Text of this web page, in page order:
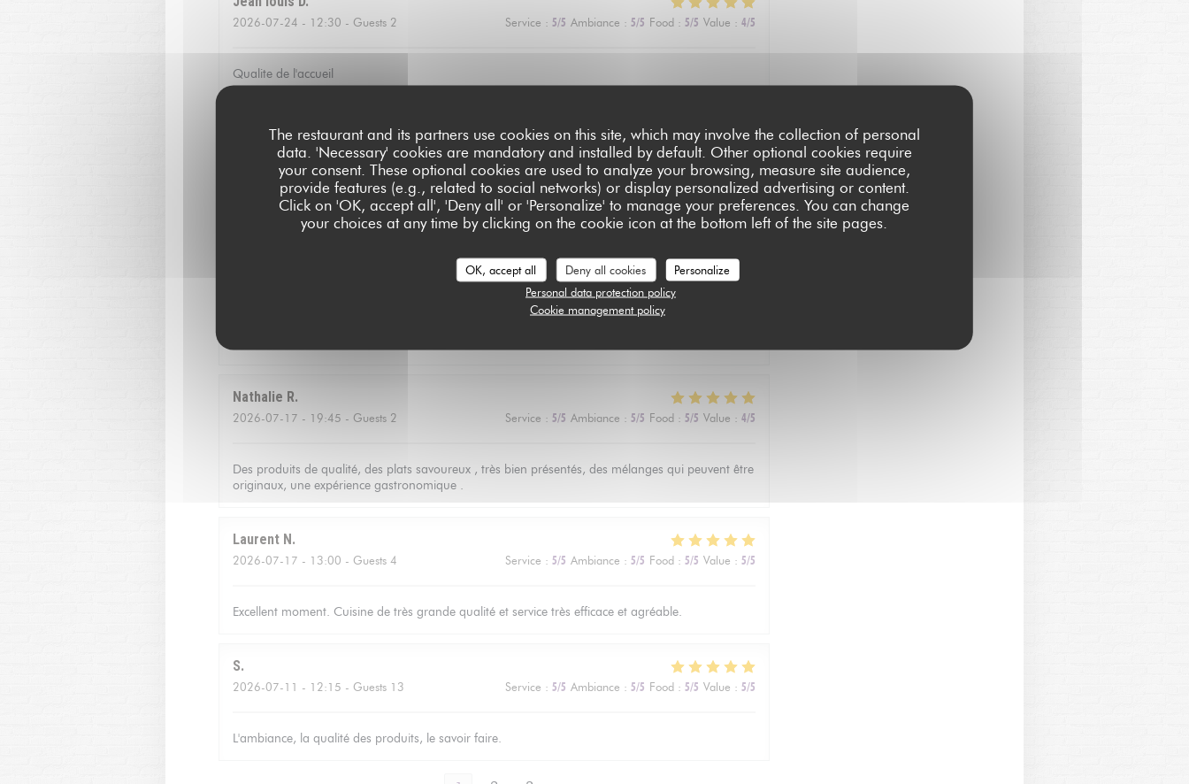
The restaurant and its partners use cookies on this site, which may involve the collection of personal
data. 'Necessary' cookies are mandatory and installed by default. Other optional cookies require
your consent. These optional cookies are used to analyze your browsing, measure site audience,
provide features (e.g., related to social networks) or display personalized advertising or content.
Click on 'OK, accept all', 'Deny all' or 'Personalize' to manage your preferences. You can change
your choices at any time by clicking on the cookie icon at the bottom left of the site pages.
OK, accept all Deny all cookies
Personalize
Personal data protection policy
Cookie management policy
2026-07-24 - 12:30 - Guests 2 Service : 5/5 Ambiance : 5/5 Food: 5/5 Value : 4/5
Qualite de l'accueil
Christoffer
2026-07-23- 13:15 - Guests 2 Service: 5/5 Ambiance: 4 /5 Food: 5/5 Value: 5/5
Fantastic food and good service. Defininetly worth a michelin star
Service Ambiance: 5/5 Food : 5/5 Value
Nathalie R
2026-07-17 - 19:45 - Guests 2 Service : 5/5 Ambiance : 5/5 Food: 5/5 Value : 4/5
Des produits de qualité, des plats savoureux , très bien présentés, des mélanges qui peuvent être
originaux, une expérience gastronomique .
Laurent N
2026-07-17 - 13:00 - Guests 4 Service : 5/5 Ambiance : 5/5 Food: 5/5 Value : 5/5
Excellent moment. Cuisine de très grande qualité et service très efficace et agréable.
S
2026-07-11 - 12:15 - Guests 13 Service : 5/5 Ambiance : 5/5 Food: 5/5 Value : 5/5
L'ambiance, la qualité des produits, le savoir faire.
L'AUBERGE SAINT JEAN